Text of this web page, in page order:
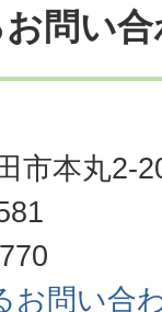
問い
市本丸2-
お問い合